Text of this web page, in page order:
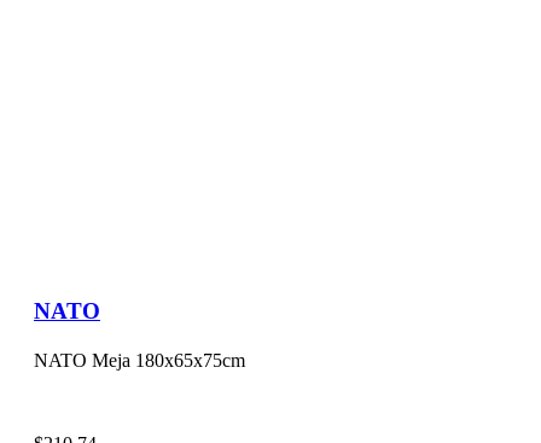
NATO
NATO Meja 180x65x75cm